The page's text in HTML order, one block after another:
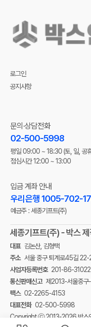
로그인
공지사항
문의·상담전화
02-500-5998
평일 09:00 ~ 18:30(토, 일, 공
점심시간 12:00 ~ 13:00
입금 계좌 안내
우리은행 1005-702-
예금주 : 세종기프트(주)
세종기프트(주) - 박스
대표 김논산, 김형택
주소 서울 중구 퇴계로45길
사업자등록번호 201-86-31022
통신판매신고 제2013-서울중
팩스 02-2265-4153
대표전화 02-500-5998
Copyright ⓒ 2013-2026 박스